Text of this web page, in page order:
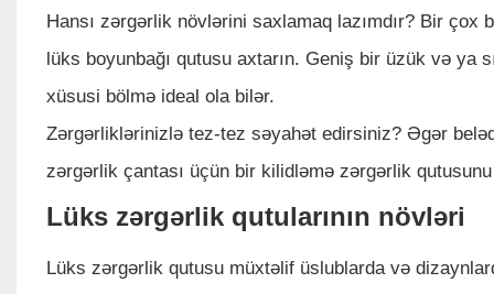
Hansı zərgərlik növlərini saxlamaq lazımdır? Bir çox
lüks boyunbağı qutusu axtarın. Geniş bir üzük və ya
xüsusi bölmə ideal ola bilər.
Zərgərliklərinizlə tez-tez səyahət edirsiniz? Əgər
zərgərlik çantası üçün bir kilidləmə zərgərlik
Lüks zərgərlik qutularının növləri
Lüks zərgərlik qutusu müxtəlif üslublarda və